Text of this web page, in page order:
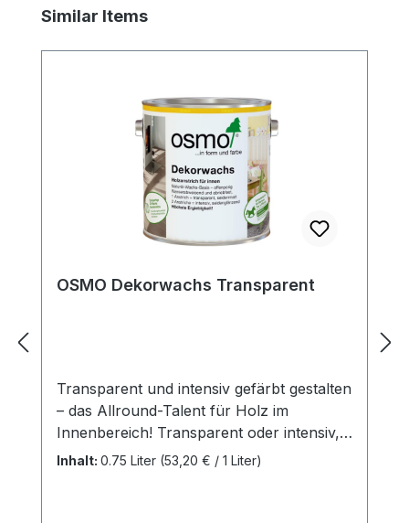
Produktgalerie überspringen
Similar Items
OSMO Dekorwachs Transparent
Transparent und intensiv gefärbt gestalten
– das Allround-Talent für Holz im
Innenbereich! Transparent oder intensiv,
seidenmatt oder matt, für innenBesonders
Inhalt: 0.75 Liter (53,20 € / 1 Liter)